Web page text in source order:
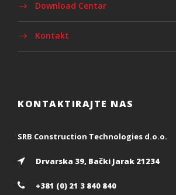
Download Centar
Kontakt
KONTAKTIRAJTE NAS
SRB Construction Technologies d.o.o.
Drvarska 39, Bački Jarak 21234
+381 (0) 21 3 840 840